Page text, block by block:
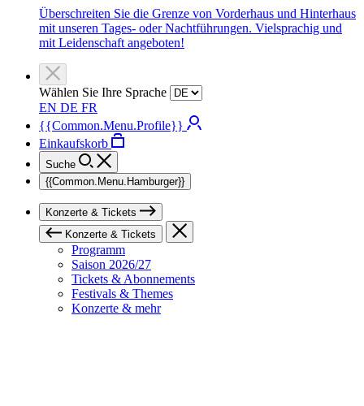
Überschreiten Sie die Grenze von Vorderhaus und Hinterhaus
mit unseren Tages- oder Nachtführungen. Vielsprachig und
mit Leidenschaft angeboten!
Wählen Sie Ihre Sprache
EN DE FR
{{Common.Menu.Profile}}
Einkaufskorb
Suche
{{Common.Menu.Hamburger}}
Konzerte & Tickets
Konzerte & Tickets
Programm
Saison 2026/27
Tickets & Abonnements
Festivals & Themes
Konzerte & mehr